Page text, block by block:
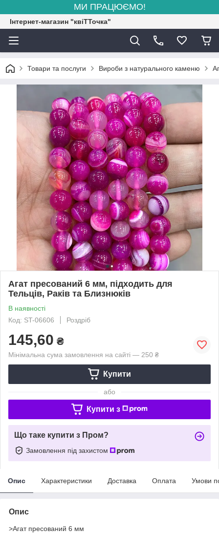
МИ ПРАЦЮЄМО!
Інтернет-магазин "квіТТочка"
Товари та послуги Вироби з натурального каменю
Агат пресований 6 мм, підходить для
Тельців, Раків та Близнюків
В наявності
Код: ST-06606
Роздріб
145,60 ₴
Мінімальна сума замовлення на сайті — 250 ₴
Купити
або
Купити з
Що таке купити з Пром?
Замовлення під захистом
Опис Характеристики Доставка Оплата Умови
Опис
>Агат пресований 6 мм